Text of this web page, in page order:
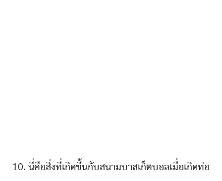
10. นี่คือสิ่งที่เกิดขึ้นกับสนามบาสเก็ตบอลเมื่อเกิดท่อ